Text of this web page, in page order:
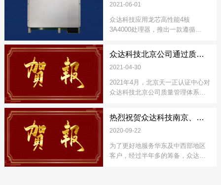
2021-06-01
众达科技应用龙芯高性能4核
3A4000处理器，推出一款遵循
卡。
众达科技北京公司通过质量管理体系监督审核
2021-04-30
2021年4月，北京天一正认证中心对
众达科技北京公司质量管理体系进
司质量管理体系认证资格。
热烈祝贺众达科技南京、西安办事处成立
2020-09-22
为了更好地服务华东及中西部地区
客户，经过半年多的筹备，众达科